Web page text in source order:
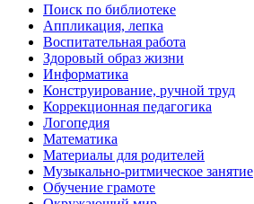
Поиск по библиотеке
Аппликация, лепка
Воспитательная работа
Здоровый образ жизни
Информатика
Конструирование, ручной труд
Коррекционная педагогика
Логопедия
Математика
Материалы для родителей
Музыкально-ритмическое занятие
Обучение грамоте